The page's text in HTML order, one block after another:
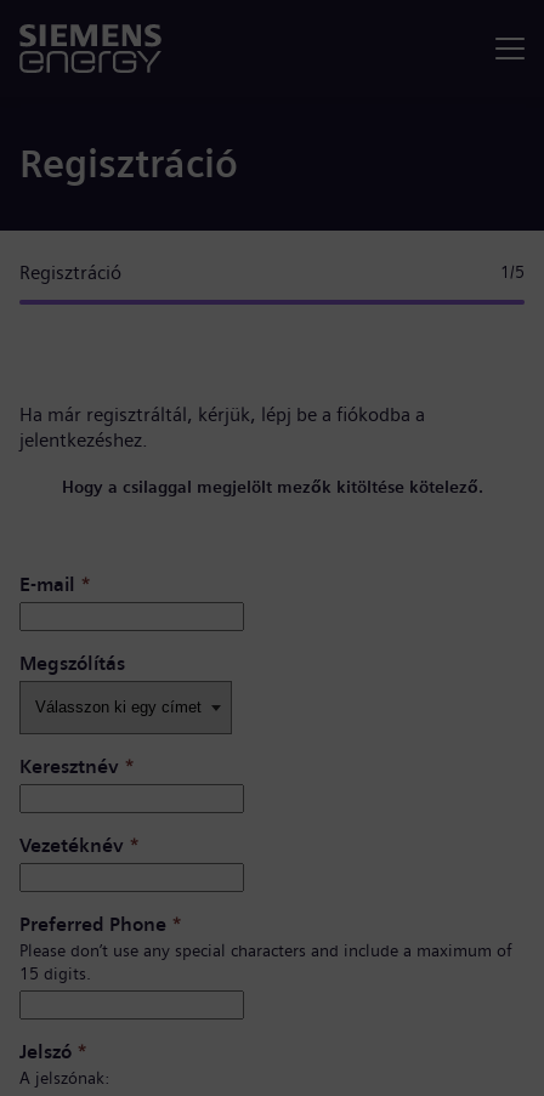
Regisztráció
Regisztráció 1 /5
Ha már regisztráltál, kérjük, lépj be a fiókodba a
jelentkezéshez.
Hogy a csilaggal megjelölt mezők kitöltése kötelező.
E-mail *
Megszólítás
Keresztnév *
Vezetéknév *
Preferred Phone *
Please don’t use any special characters and include a maximum of
15 digits.
Jelszó *
A jelszónak: